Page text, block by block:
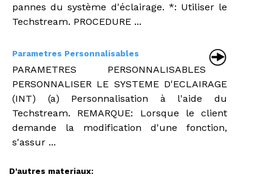
pannes du système d'éclairage. *: Utiliser le
Techstream. PROCEDURE ...
Parametres Personnalisables
PARAMETRES PERSONNALISABLES
PERSONNALISER LE SYSTEME D'ECLAIRAGE
(INT) (a) Personnalisation à l'aide du
Techstream. REMARQUE: Lorsque le client
demande la modification d'une fonction,
s'assur ...
D'autres materiaux: